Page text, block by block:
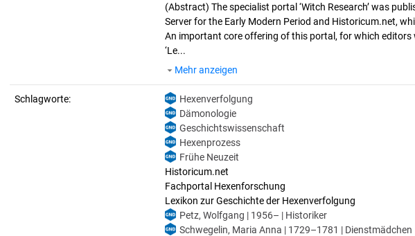
(Abstract) The specialist portal ‘Witch Research’ was
Server for the Early Modern Period and Historicum.net,
An important core offering of this portal, for which
‘Le...
Mehr anzeigen
Schlagworte:
Hexenverfolgung
Dämonologie
Geschichtswissenschaft
Hexenprozess
Frühe Neuzeit
Historicum.net
Fachportal Hexenforschung
Lexikon zur Geschichte der Hexenverfolgung
Petz, Wolfgang | 1956– | Historiker
Schwegelin, Maria Anna | 1729–1781 | Dienstmädchen